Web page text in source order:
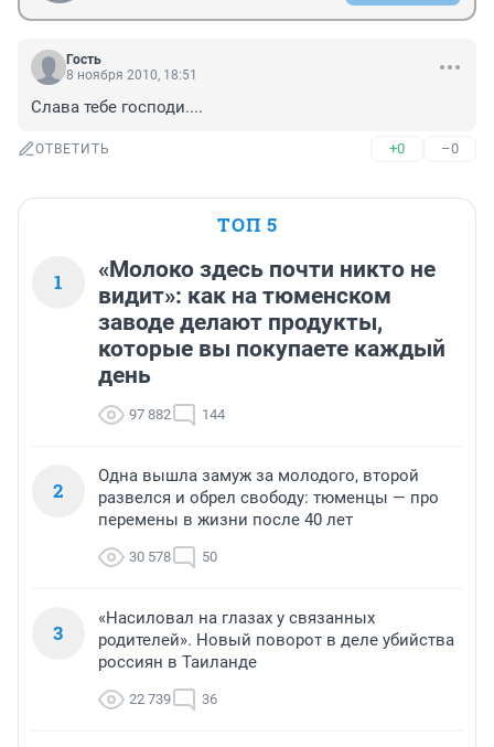
Гость
8 ноября 2010, 18:51
Слава тебе господи....
ОТВЕТИТЬ +0 –0
ТОП 5
1
«Молоко здесь почти никто не
видит»: как на тюменском
заводе делают продукты,
которые вы покупаете каждый
день
97 882 144
2
Одна вышла замуж за молодого, второй
развелся и обрел свободу: тюменцы — про
перемены в жизни после 40 лет
30 578 50
3
«Насиловал на глазах у связанных
родителей». Новый поворот в деле убийства
россиян в Таиланде
22 739 36